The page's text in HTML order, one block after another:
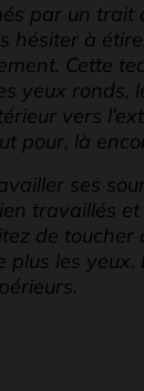
par un trait
hésiter à
Cette
yeux ronds,
vers
pour, là
ses
travaillés
de toucher
les yeux.